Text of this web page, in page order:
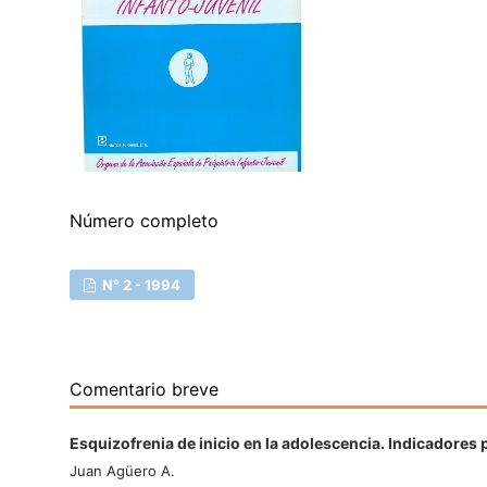
Número completo
N° 2 - 1994
Comentario breve
Esquizofrenia de inicio en la adolescencia. Indicadores
Juan Agüero A.